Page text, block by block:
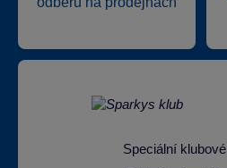
Speciální